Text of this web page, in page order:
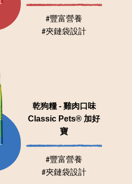
#豐富營養
#夾鏈袋設計
乾狗糧 - 雞肉口味
Classic Pets® 加好
寶
#豐富營養
#夾鏈袋設計